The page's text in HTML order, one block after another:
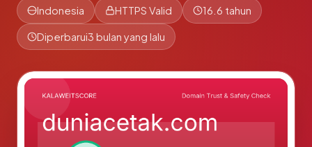
Indonesia HTTPS Valid 16.6 tahun
Diperbarui3 bulan yang lalu